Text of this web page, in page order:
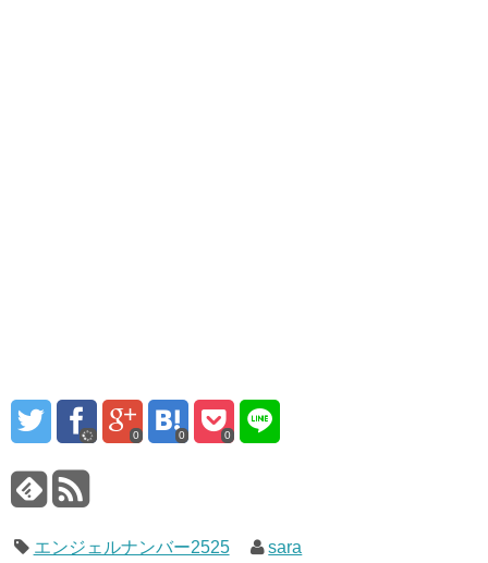
0 0 0
エンジェルナンバー2525 sara